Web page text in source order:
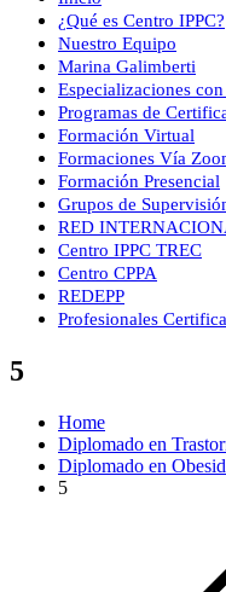
¿Qué es Centro IPPC?
Nuestro Equipo
Marina Galimberti
Especializaciones
Programas de
Formación Virtual
Formaciones Vía
Formación Presencial
Grupos de
RED
Centro IPPC TREC
Centro CPPA
REDEPP
Profesionales
5
Home
Diplomado en
Diplomado en
5